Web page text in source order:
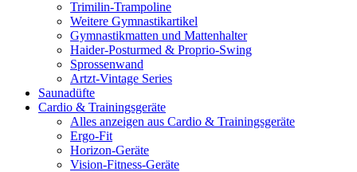
Trimilin-Trampoline
Weitere Gymnastikartikel
Gymnastikmatten und Mattenhalter
Haider-Posturmed & Proprio-Swing
Sprossenwand
Artzt-Vintage Series
Saunadüfte
Cardio & Trainingsgeräte
Alles anzeigen aus Cardio & Trainingsgeräte
Ergo-Fit
Horizon-Geräte
Vision-Fitness-Geräte